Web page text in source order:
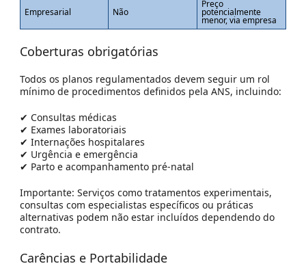
Empresarial Não
Preço
potencialmente
menor, via empresa
Coberturas obrigatórias
Todos os planos regulamentados devem seguir um rol
mínimo de procedimentos definidos pela ANS, incluindo:
✔ Consultas médicas
✔ Exames laboratoriais
✔ Internações hospitalares
✔ Urgência e emergência
✔ Parto e acompanhamento pré-natal
Importante: Serviços como tratamentos experimentais,
consultas com especialistas específicos ou práticas
alternativas podem não estar incluídos dependendo do
contrato.
Carências e Portabilidade